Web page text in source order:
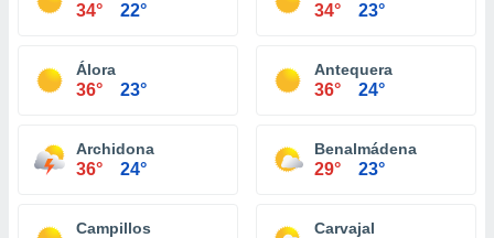
34° 22° 34° 23°
Álora
36° 23°
Antequera
36° 24°
Archidona
36° 24°
Benalmádena
29° 23°
Campillos Carvajal